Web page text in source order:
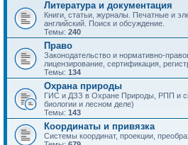
Литература и документация
Книги, статьи, журналы. Печатные и
английский. Поиск и обсуждение.
Темы: 240
Право
Законодательство и нормативно-
лицензирование, сертификация,
Темы: 134
Охрана природы
ГИС и ДЗЗ в Охране Природы, РПП и
биологии и лесном деле)
Темы: 143
Координаты и привязка
Системы координат, проекции,